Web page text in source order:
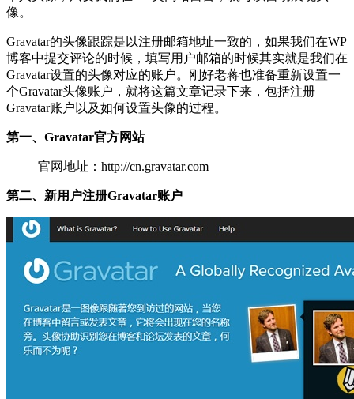
像。
Gravatar的头像跟踪是以注册邮箱地址一致的，如果我们在WP
博客中提交评论的时候，填写用户邮箱的时候其实就是我们在
Gravatar设置的头像对应的账户。刚好老蒋也准备重新设置一
个Gravatar头像账户，就将这篇文章记录下来，包括注册
Gravatar账户以及如何设置头像的过程。
第一、Gravatar官方网站
官网地址：http://cn.gravatar.com
第二、新用户注册Gravatar账户